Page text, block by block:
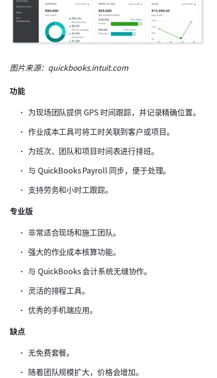
图片来源：quickbooks.intuit.com
功能
为现场团队提供 GPS 时间跟踪，并记录精确位置。
作业成本工具可将工时关联到客户或项目。
为班次、团队和项目时间表进行排班。
与 QuickBooks Payroll 同步，便于处理。
支持劳务和小时工跟踪。
专业版
非常适合现场和施工团队。
强大的作业成本核算功能。
与 QuickBooks 会计系统无缝协作。
灵活的排程工具。
优秀的手机端应用。
缺点
无免费套餐。
随着团队规模扩大，价格会增加。